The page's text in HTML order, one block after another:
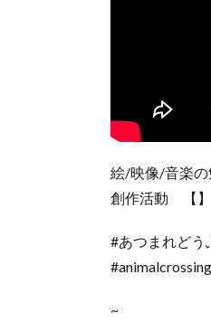
絵/映像/音楽の
創作活動 【】
#あつまれどう
~